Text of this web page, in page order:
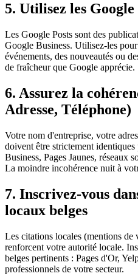
5. Utilisez les Google
Les Google Posts sont des
Google Business. Utilisez-les
événements, des nouveautés ou
de fraîcheur que Google apprécie.
6. Assurez la
Adresse, Téléphone)
Votre nom d'entreprise, votre
doivent être strictement
Business, Pages Jaunes, réseaux
La moindre incohérence nuit à
7. Inscrivez-vous
locaux belges
Les citations locales (mentions de
renforcent votre autorité locale.
belges pertinents : Pages d'Or,
professionnels de votre secteur.